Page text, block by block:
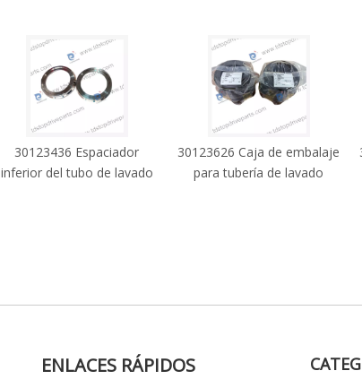
30123436 Espaciador
inferior del tubo de lavado
30123626 Caja de embalaje
para tubería de lavado
ENLACES RÁPIDOS